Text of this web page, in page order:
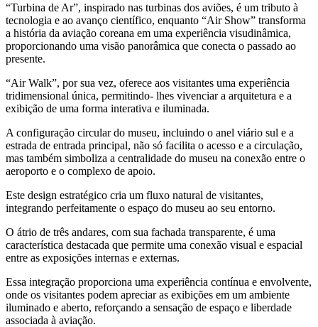
“Turbina de Ar”, inspirado nas turbinas dos aviões, é um tributo à
tecnologia e ao avanço científico, enquanto “Air Show” transforma
a história da aviação coreana em uma experiência visudinâmica,
proporcionando uma visão panorâmica que conecta o passado ao
presente.
“Air Walk”, por sua vez, oferece aos visitantes uma experiência
tridimensional única, permitindo- lhes vivenciar a arquitetura e a
exibição de uma forma interativa e iluminada.
A configuração circular do museu, incluindo o anel viário sul e a
estrada de entrada principal, não só facilita o acesso e a circulação,
mas também simboliza a centralidade do museu na conexão entre o
aeroporto e o complexo de apoio.
Este design estratégico cria um fluxo natural de visitantes,
integrando perfeitamente o espaço do museu ao seu entorno.
O átrio de três andares, com sua fachada transparente, é uma
característica destacada que permite uma conexão visual e espacial
entre as exposições internas e externas.
Essa integração proporciona uma experiência contínua e envolvente,
onde os visitantes podem apreciar as exibições em um ambiente
iluminado e aberto, reforçando a sensação de espaço e liberdade
associada à aviação.